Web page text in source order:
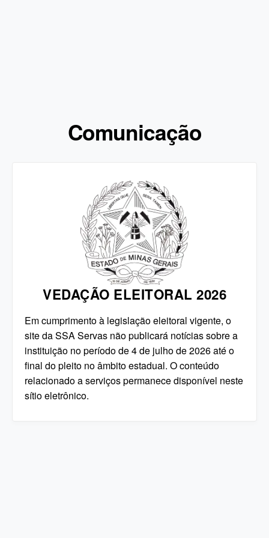
Comunicação
VEDAÇÃO ELEITORAL 2026
Em cumprimento à legislação eleitoral vigente, o
site da SSA Servas não publicará notícias sobre a
instituição no período de 4 de julho de 2026 até o
final do pleito no âmbito estadual. O conteúdo
relacionado a serviços permanece disponível neste
sítio eletrônico.